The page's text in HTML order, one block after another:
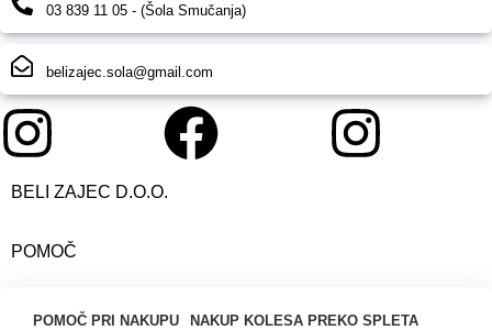
03 839 11 05 - (Šola Smučanja)
belizajec.sola@gmail.com
BELI ZAJEC D.O.O.
POMOČ
POMOČ PRI NAKUPU NAKUP KOLESA PREKO SPLETA